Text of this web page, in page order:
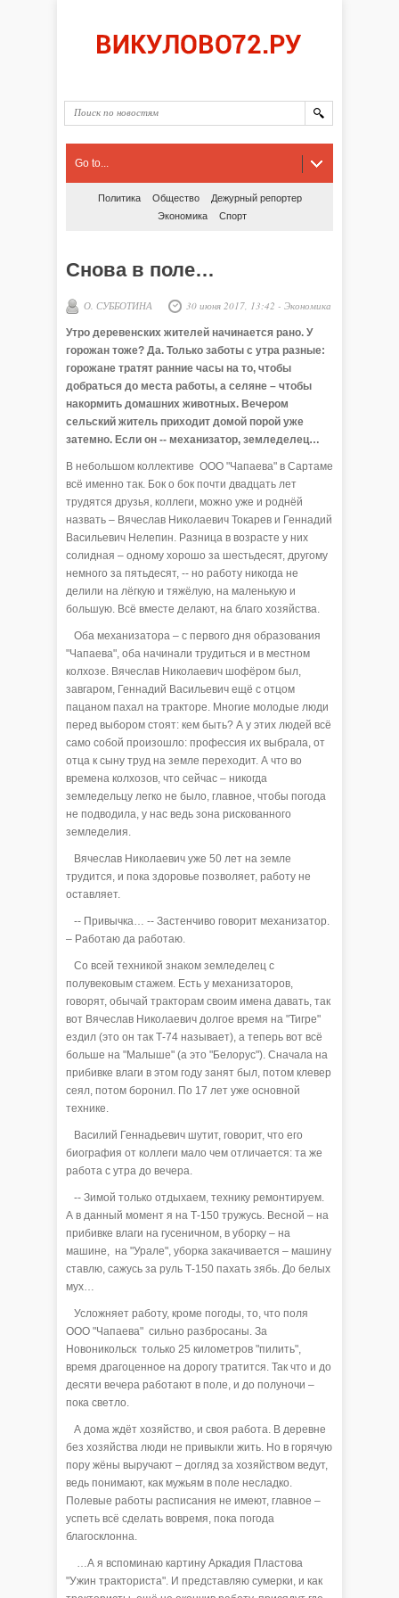
Go to...
Политика Общество
Дежурный репортер
Экономика
Спорт
Снова в поле…
О. СУББОТИНА 30 июня 2017, 13:42 - Экономика
Утро деревенских жителей начинается рано. У
горожан тоже? Да. Только заботы с утра разные:
горожане тратят ранние часы на то, чтобы
добраться до места работы, а селяне – чтобы
накормить домашних животных. Вечером
сельский житель приходит домой порой уже
затемно. Если он -- механизатор, земледелец…
В небольшом коллективе ООО "Чапаева" в Сартаме
всё именно так. Бок о бок почти двадцать лет
трудятся друзья, коллеги, можно уже и роднёй
назвать – Вячеслав Николаевич Токарев и Геннадий
Васильевич Нелепин. Разница в возрасте у них
солидная – одному хорошо за шестьдесят, другому
немного за пятьдесят, -- но работу никогда не
делили на лёгкую и тяжёлую, на маленькую и
большую. Всё вместе делают, на благо хозяйства.
Оба механизатора – с первого дня образования
"Чапаева", оба начинали трудиться и в местном
колхозе. Вячеслав Николаевич шофёром был,
завгаром, Геннадий Васильевич ещё с отцом
пацаном пахал на тракторе. Многие молодые люди
перед выбором стоят: кем быть? А у этих людей всё
само собой произошло: профессия их выбрала, от
отца к сыну труд на земле переходит. А что во
времена колхозов, что сейчас – никогда
земледельцу легко не было, главное, чтобы погода
не подводила, у нас ведь зона рискованного
земледелия.
Вячеслав Николаевич уже 50 лет на земле
трудится, и пока здоровье позволяет, работу не
оставляет.
-- Привычка… -- Застенчиво говорит механизатор.
– Работаю да работаю.
Со всей техникой знаком земледелец с
полувековым стажем. Есть у механизаторов,
говорят, обычай тракторам своим имена давать, так
вот Вячеслав Николаевич долгое время на "Тигре"
ездил (это он так Т-74 называет), а теперь вот всё
больше на "Малыше" (а это "Белорус"). Сначала на
прибивке влаги в этом году занят был, потом клевер
сеял, потом боронил. По 17 лет уже основной
технике.
Василий Геннадьевич шутит, говорит, что его
биография от коллеги мало чем отличается: та же
работа с утра до вечера.
-- Зимой только отдыхаем, технику ремонтируем.
А в данный момент я на Т-150 тружусь. Весной – на
прибивке влаги на гусеничном, в уборку – на
машине, на "Урале", уборка закачивается – машину
ставлю, сажусь за руль Т-150 пахать зябь. До белых
мух…
Усложняет работу, кроме погоды, то, что поля
ООО "Чапаева" сильно разбросаны. За
Новоникольск только 25 километров "пилить",
время драгоценное на дорогу тратится. Так что и до
десяти вечера работают в поле, и до полуночи –
пока светло.
А дома ждёт хозяйство, и своя работа. В деревне
без хозяйства люди не привыкли жить. Но в горячую
пору жёны выручают – догляд за хозяйством ведут,
ведь понимают, как мужьям в поле несладко.
Полевые работы расписания не имеют, главное –
успеть всё сделать вовремя, пока погода
благосклонна.
…А я вспоминаю картину Аркадия Пластова
"Ужин тракториста". И представляю сумерки, и как